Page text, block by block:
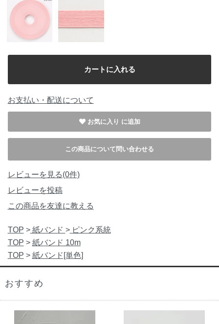
お支払い・配送について
お気に入り
この商品について問い合わせる
レビューを見る(0件)
レビューを投稿
この商品を友達に教える
TOP >紙バンド >ピンク系統
TOP > 紙バンド 10m
TOP > 紙バンド[単色]
おすすめ